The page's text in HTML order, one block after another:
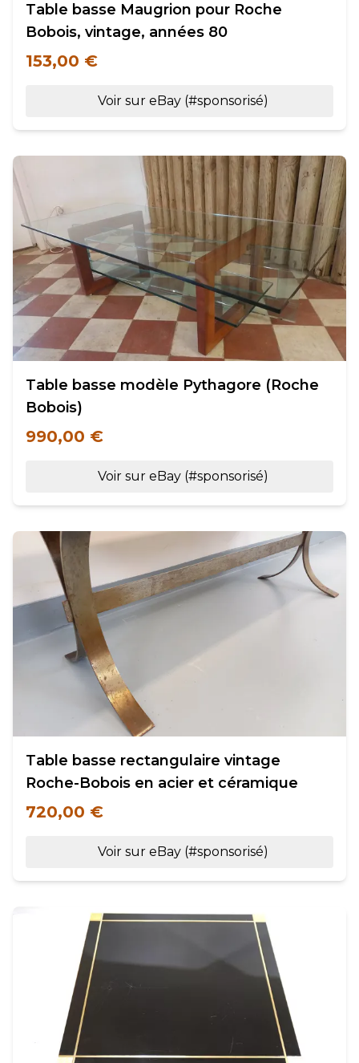
Table basse Maugrion pour Roche
Bobois, vintage, années 80
153,00 €
Voir sur eBay (#sponsorisé)
Table basse modèle Pythagore (Roche
Bobois)
990,00 €
Voir sur eBay (#sponsorisé)
Table basse rectangulaire vintage
Roche-Bobois en acier et céramique
720,00 €
Voir sur eBay (#sponsorisé)